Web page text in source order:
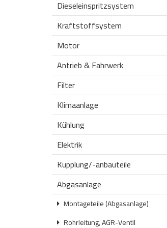
Dieseleinspritzsystem
Kraftstoffsystem
Motor
Antrieb & Fahrwerk
Filter
Klimaanlage
Kühlung
Elektrik
Kupplung/-anbauteile
Abgasanlage
Montageteile (Abgasanlage)
Rohrleitung, AGR-Ventil